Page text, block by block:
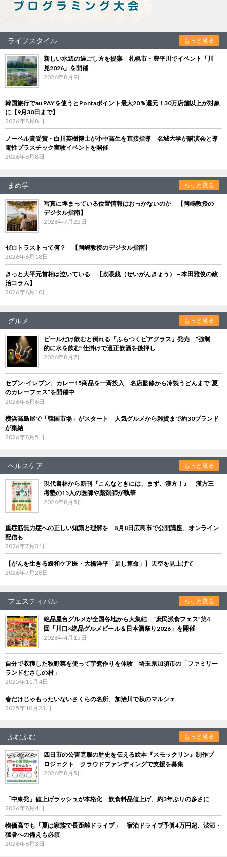
ライフスタイル もっと見る
新しい水辺の過ごし方を提案 札幌市・豊平川でイベント「川
見2026」を開催
2026年8月9日
韓国旅行でau PAYを使うとPontaポイント最大20％還元！30万店舗以上が対象
に【9月30日まで】
2026年8月8日
ノーベル賞受賞・白川英樹博士が小中高生を直接指導 名城大学が講演会と導
電性プラスチック実験イベントを開催
2026年8月8日
まめ学 もっと見る
写真に埋まっている位置情報はおっかないのか 【岡嶋教授の
デジタル指南】
2026年7月22日
ゼロトラストって何？ 【岡嶋教授のデジタル指南】
2026年6月18日
きっと大平元首相は泣いている 【政眼鏡（せいがんきょう）－本田雅俊の政
治コラム】
2026年6月10日
グルメ もっと見る
ビールだけ飲むと倒れる「ふらつくビアグラス」発売 “強制
的に水を飲む”仕掛けで適正飲酒を後押し
2026年8月7日
セブン‐イレブン、カレー15商品を一斉投入 名店監修から冷製うどんまで“夏
のカレーフェス”を開催中
2026年8月6日
横浜高島屋で「韓国市場」がスタート 人気グルメから雑貨まで約30ブランド
が集結
2026年8月5日
ヘルスケア もっと見る
現代書林から新刊『こんなときには、まず、漢方！』 漢方三
考塾の15人の医師や薬剤師が執筆
2026年8月5日
重症筋無力症への正しい知識と理解を 8月8日広島市で公開講座、オンライン
配信も
2026年7月31日
【がんを生きる緩和ケア医・大橋洋平「足し算命」】天空を見上げて
2026年7月28日
フェスティバル もっと見る
絶品屋台グルメが全国各地から大集結 “庶民派食フェス”第4
回「川口×絶品グルメビール＆日本酒祭り2026」を開催
2026年4月15日
自分で収穫した秋野菜を使って芋煮作りを体験 埼玉県加須市の「ファミリー
ランドむさしの村」
2025年11月4日
春だけじゃもったいないさくらの名所、加治川で秋のマルシェ
2025年10月23日
ふむふむ もっと見る
四日市の公害克服の歴史を伝える絵本『スモックリン』制作プ
ロジェクト クラウドファンディングで支援を募集
2026年8月5日
「中東発」値上げラッシュが本格化 飲食料品値上げ、約3年ぶりの多さに
2026年8月4日
物価高でも「夏は家族で長距離ドライブ」 宿泊ドライブ予算4万円超、渋滞・
猛暑への備えも必須
2026年8月3日